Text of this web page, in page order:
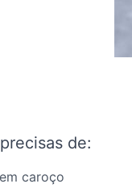
de:
caroço